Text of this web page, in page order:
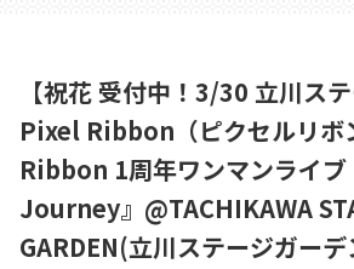
【祝花 受付中！3/30 立川ス
Pixel Ribbon（ピクセルリ
Ribbon 1周年ワンマンライ
Journey』@TACHIKAWA
GARDEN(立川ステージガー